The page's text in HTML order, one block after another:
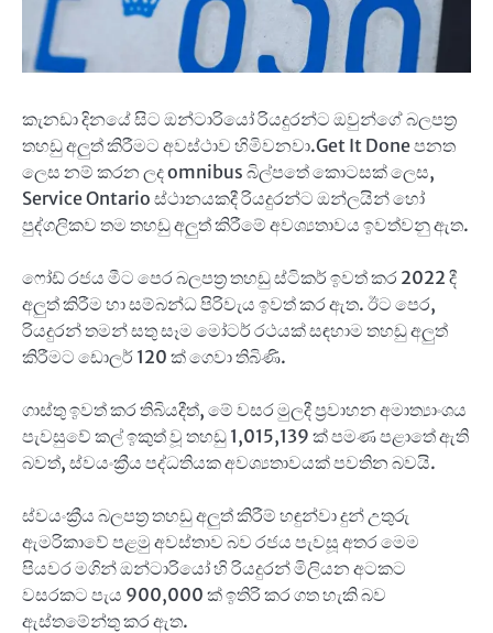
කැනඩා දිනයේ සිට ඔන්ටාරියෝ රියදුරන්ට ඔවුන්ගේ බලපත්‍ර
තහඩු අලුත් කිරීමට අවස්ථාව හිමිවනවා.Get It Done පනත
ලෙස නම් කරන ලද omnibus බිල්පතේ කොටසක් ලෙස,
Service Ontario ස්ථානයකදී රියදුරන්ට ඔන්ලයින් හෝ
පුද්ගලිකව තම තහඩු අලුත් කිරීමේ අවශ්‍යතාවය ඉවත්වනු ඇත.
ෆෝඩ් රජය මීට පෙර බලපත්‍ර තහඩු ස්ටිකර් ඉවත් කර 2022 දී
අලුත් කිරීම හා සම්බන්ධ පිරිවැය ඉවත් කර ඇත. ඊට පෙර,
රියදුරන් තමන් සතු සෑම මෝටර් රථයක් සඳහාම තහඩු අලුත්
කිරීමට ඩොලර් 120 ක් ගෙවා තිබිණි.
ගාස්තු ඉවත් කර තිබියදීත්, මේ වසර මුලදී ප්‍රවාහන අමාත්‍යාංශය
පැවසුවේ කල් ඉකුත් වූ තහඩු 1,015,139 ක් පමණ පළාතේ ඇති
බවත්, ස්වයංක්‍රීය පද්ධතියක අවශ්‍යතාවයක් පවතින බවයි.
ස්වයංක්‍රීය බලපත්‍ර තහඩු අලුත් කිරීම් හඳුන්වා දුන් උතුරු
ඇමරිකාවේ පළමු අවස්තාව බව රජය පැවසූ අතර මෙම
පියවර මගින් ඔන්ටාරියෝ හි රියදුරන් මිලියන අටකට
වසරකට පැය 900,000 ක් ඉතිරි කර ගත හැකි බව
ඇස්තමේන්තු කර ඇත.